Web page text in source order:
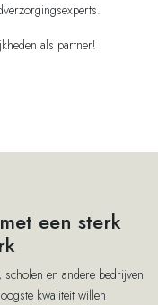
als partner!
een sterk
en andere bedrijven
kwaliteit willen